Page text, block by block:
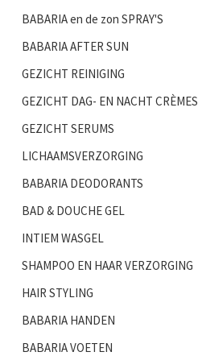
BABARIA en de zon SPRAY'S
BABARIA AFTER SUN
GEZICHT REINIGING
GEZICHT DAG- EN NACHT CRÈMES
GEZICHT SERUMS
LICHAAMSVERZORGING
BABARIA DEODORANTS
BAD & DOUCHE GEL
INTIEM WASGEL
SHAMPOO EN HAAR VERZORGING
HAIR STYLING
BABARIA HANDEN
BABARIA VOETEN